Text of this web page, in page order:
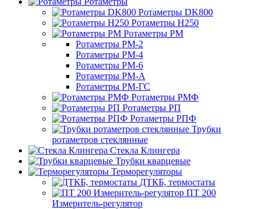
Ротаметры DK800
Ротаметры H250
Ротаметры РМ
Ротаметры РМ-2
Ротаметры РМ-4
Ротаметры РМ-6
Ротаметры РМ-А
Ротаметры РМ-ГС
Ротаметры РМФ
Ротаметры РП
Ротаметры РПФ
Трубки
ротаметров стеклянные
Стекла Клингера
Трубки кварцевые
Терморегуляторы
ДТКБ, термостаты
ПТ 200
Измеритель-регулятор